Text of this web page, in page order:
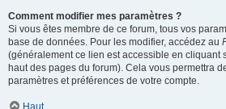
Comment modifier mes paramètres ?
Si vous êtes membre de ce forum, tous vos
base de données. Pour les modifier, accédez au
(généralement ce lien est accessible en cliquant
haut des pages du forum). Cela vous permettra
paramètres et préférences de votre compte.
Haut